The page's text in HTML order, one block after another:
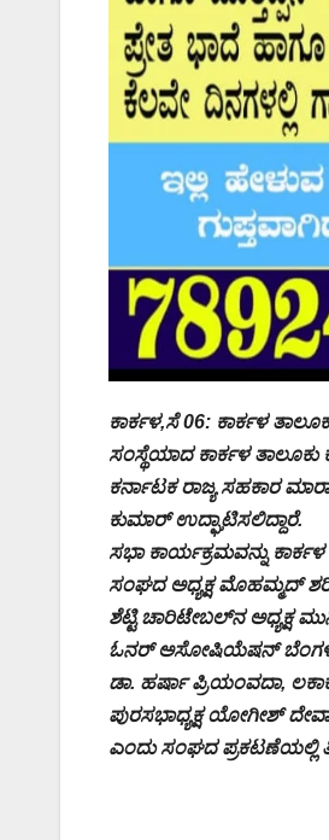
ಕಾರ್ಕಳ,ಸೆ 06: ಕಾರ್ಕಳ
ಸಂಸ್ಥೆಯಾದ ಕಾರ್ಕಳ
ಕರ್ನಾಟಕ ರಾಜ್ಯ ಸಹಕಾರ
ಕುಮಾರ್ ಉದ್ಘಾಟಿಸಲಿದ್ದಾರೆ.
ಸಭಾ ಕಾರ್ಯಕ್ರಮವನ್ನು
ಸಂಘದ ಅಧ್ಯಕ್ಷ ಮೊಹಮ್ಮದ್
ಶೆಟ್ಟಿ ಚಾರಿಟೇಬಲ್‌ನ ಅಧ್ಯಕ್ಷ
ಓನರ್ ಅಸೋಷಿಯೆಷನ್
ಡಾ. ಹರ್ಷಾ ಪ್ರಿಯಂವದಾ,
ಪುರಸಭಾಧ್ಯಕ್ಷ ಯೋಗೀಶ್
ಎಂದು ಸಂಘದ ಪ್ರಕಟಣೆಯಲ್ಲಿ